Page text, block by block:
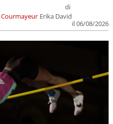
Courmayeur
di
Erika David
il 06/08/2026